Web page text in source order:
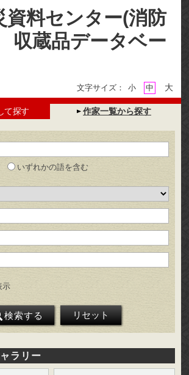
資料センター(消防
蔵品データベー
文字サイズ： 小 中 大
て探す 作家一覧から探す
いずれかの語を含む
示
検索する リセット
ラリー